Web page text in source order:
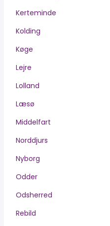
Kerteminde
Kolding
Køge
Lejre
Lolland
Læsø
Middelfart
Norddjurs
Nyborg
Odder
Odsherred
Rebild